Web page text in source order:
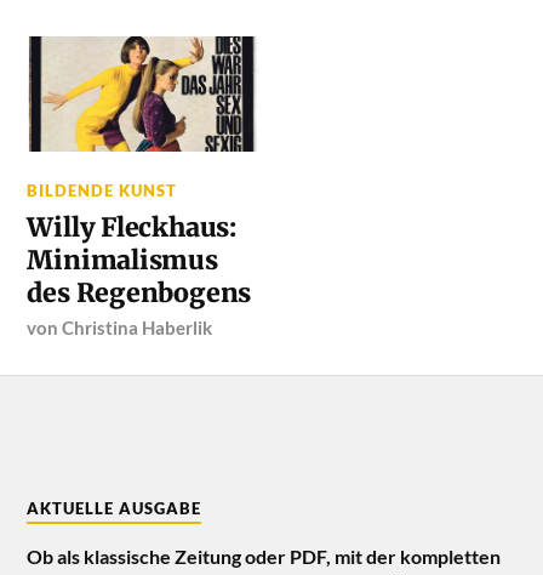
BILDENDE KUNST
Willy Fleckhaus:
Minimalismus
des Regenbogens
vonChristina Haberlik
AKTUELLE AUSGABE
Ob als klassische Zeitung oder PDF, mit der kompletten